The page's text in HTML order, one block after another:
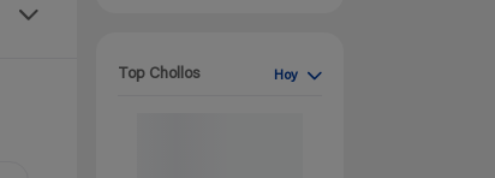
Top Chollos Hoy